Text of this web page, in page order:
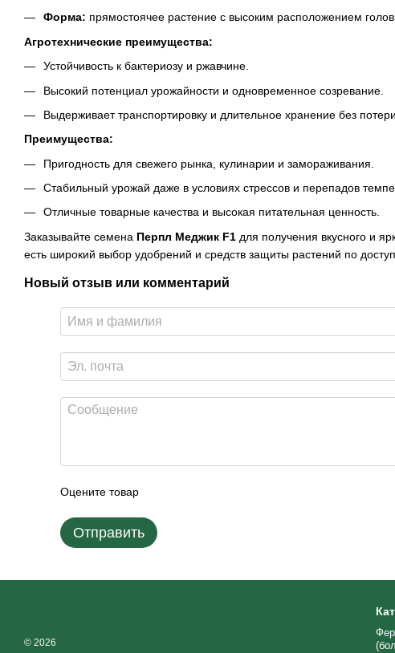
Форма: прямостоячее растение с высоким расположением
Агротехнические преимущества:
Устойчивость к бактериозу и ржавчине.
Высокий потенциал урожайности и одновременное созревание.
Выдерживает транспортировку и длительное хранение без потери
Преимущества:
Пригодность для свежего рынка, кулинарии и замораживания.
Стабильный урожай даже в условиях стрессов и перепадов
Отличные товарные качества и высокая питательная ценность.
Заказывайте семена Перпл Меджик F1 для получения вкусного и
есть широкий выбор удобрений и средств защиты растений по
Новый отзыв или комментарий
Оцените товар
Отправить
© 2026